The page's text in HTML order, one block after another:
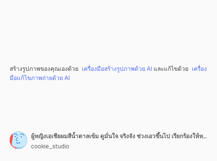
สร้างรูปภาพของคุณเองด้วย เครื่องมือสร้างรูปภาพด้วย AI และแก้ไขด้วย เครื่อง
มือแก้ไขภาพถ่ายด้วย AI
ผู้หญิงเอเชียผมสีน้ำตาลเข้ม ดูมั่นใจ จริงจัง ช่วงเอวขึ้นไป เรียกร้องให้หยุด แสดงท่าทางกอดอก ขมวดคิ้ว บึ้งตึง เตือน ปฏิเสธอย่างหนักแน่น ปฏิเสธข้อเสนอที่น่ากลัว ห้ามสิ่งต้องห้าม บนผนังสีขาว
cookie_studio